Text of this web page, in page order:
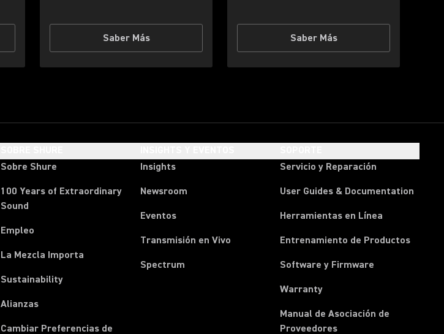
Saber Más Saber Más
Sobre Shure
100 Years of Extraordinary
Sound
Empleo
La Mezcla Importa
Sustainability
Alianzas
Cambiar Preferencias de
Insights
Newsroom
Eventos
Transmisión en Vivo
Spectrum
Servicio y Reparación
User Guides & Documentation
Herramientas en Línea
Entrenamiento de Productos
Software y Firmware
Warranty
Manual de Asociación de
Proveedores(Opens in a new tab)